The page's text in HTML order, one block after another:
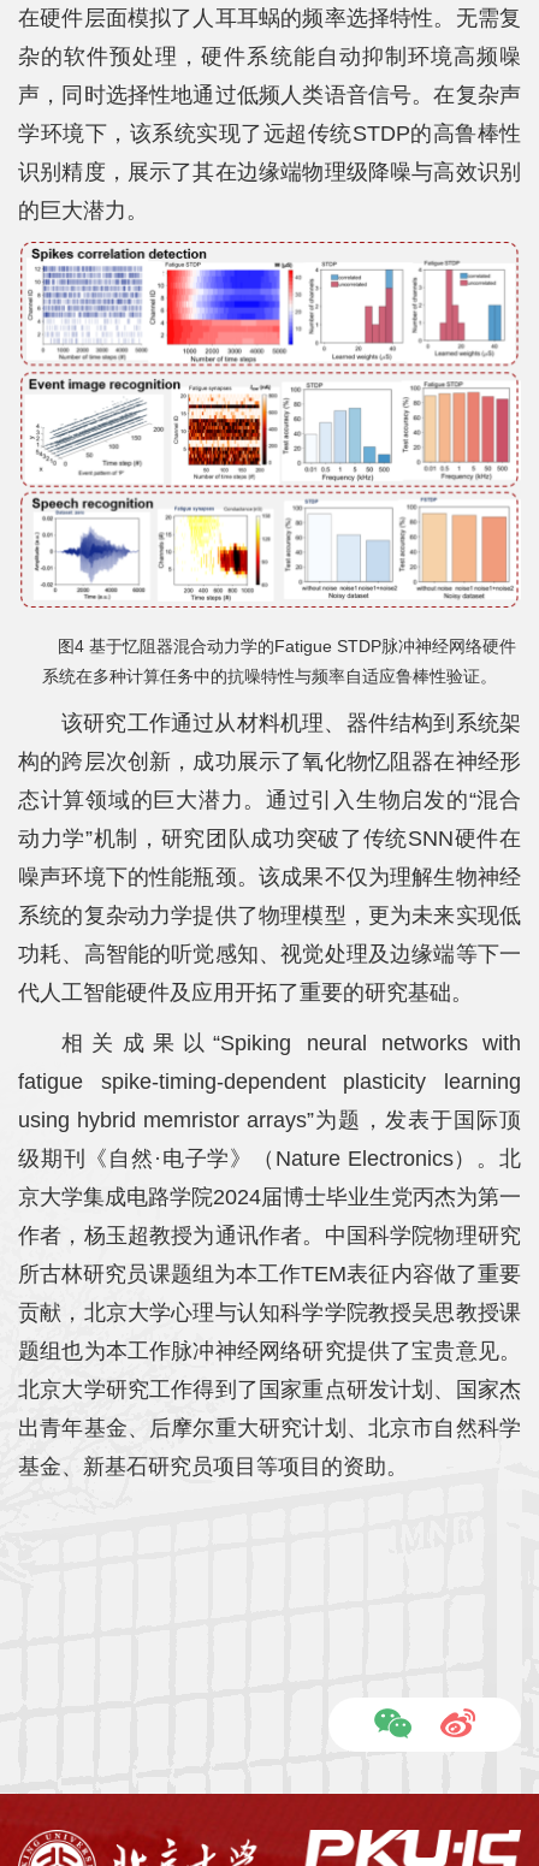
在硬件层面模拟了人耳耳蜗的频率选择特性。无需复
杂的软件预处理，硬件系统能自动抑制环境高频噪
声，同时选择性地通过低频人类语音信号。在复杂声
学环境下，该系统实现了远超传统STDP的高鲁棒性
识别精度，展示了其在边缘端物理级降噪与高效识别
的巨大潜力。
图4 基于忆阻器混合动力学的Fatigue STDP脉冲神经网络硬件
系统在多种计算任务中的抗噪特性与频率自适应鲁棒性验证。
该研究工作通过从材料机理、器件结构到系统架
构的跨层次创新，成功展示了氧化物忆阻器在神经形
态计算领域的巨大潜力。通过引入生物启发的“混合
动力学”机制，研究团队成功突破了传统SNN硬件在
噪声环境下的性能瓶颈。该成果不仅为理解生物神经
系统的复杂动力学提供了物理模型，更为未来实现低
功耗、高智能的听觉感知、视觉处理及边缘端等下一
代人工智能硬件及应用开拓了重要的研究基础。
相关成果以“Spiking neural networks with
fatigue spike-timing-dependent plasticity learning
using hybrid memristor arrays”为题，发表于国际顶
级期刊《自然·电子学》（Nature Electronics）。北
京大学集成电路学院2024届博士毕业生党丙杰为第一
作者，杨玉超教授为通讯作者。中国科学院物理研究
所古林研究员课题组为本工作TEM表征内容做了重要
贡献，北京大学心理与认知科学学院教授吴思教授课
题组也为本工作脉冲神经网络研究提供了宝贵意见。
北京大学研究工作得到了国家重点研发计划、国家杰
出青年基金、后摩尔重大研究计划、北京市自然科学
基金、新基石研究员项目等项目的资助。